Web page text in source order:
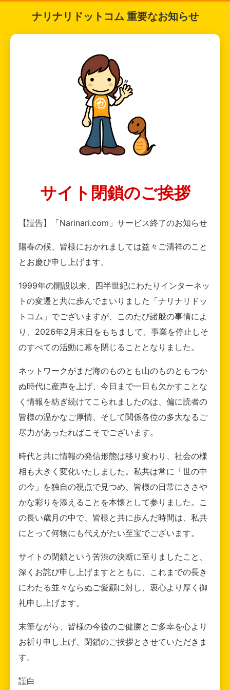
ナリナリドットコム 重要なお知らせ
サイト閉鎖のご挨拶
【謹告】「Narinari.com」サービス終了のお知らせ
陽春の候、皆様におかれましては益々ご清祥のこと
とお慶び申し上げます。
1999年の開設以来、四半世紀にわたりインターネッ
トの変遷と共に歩んでまいりました「ナリナリドッ
トコム」でございますが、このたび諸般の事情によ
り、2026年2月末日をもちまして、事業を停止しそ
のすべての活動に幕を閉じることとなりました。
ネットワークがまだ海のものとも山のものともつか
ぬ時代に産声を上げ、今日まで一日も欠かすことな
く情報を紡ぎ続けてこられましたのは、偏に読者の
皆様の温かなご厚情、そして関係各位の多大なるご
尽力があったればこそでございます。
時代と共に情報の発信形態は移り変わり、社会の様
相も大きく変化いたしました。私共は常に「世の中
の今」を独自の視点で見つめ、皆様の日常にささや
かな彩りを添えることを本懐として参りました。こ
の長い歳月の中で、皆様と共に歩んだ時間は、私共
にとって何物にも代えがたい至宝でございます。
サイトの閉鎖という苦渋の決断に至りましたこと、
深くお詫び申し上げますとともに、これまでの長き
にわたる並々ならぬご愛顧に対し、衷心より厚く御
礼申し上げます。
末筆ながら、皆様の今後のご健勝とご多幸を心より
お祈り申し上げ、閉鎖のご挨拶とさせていただきま
す。
謹白